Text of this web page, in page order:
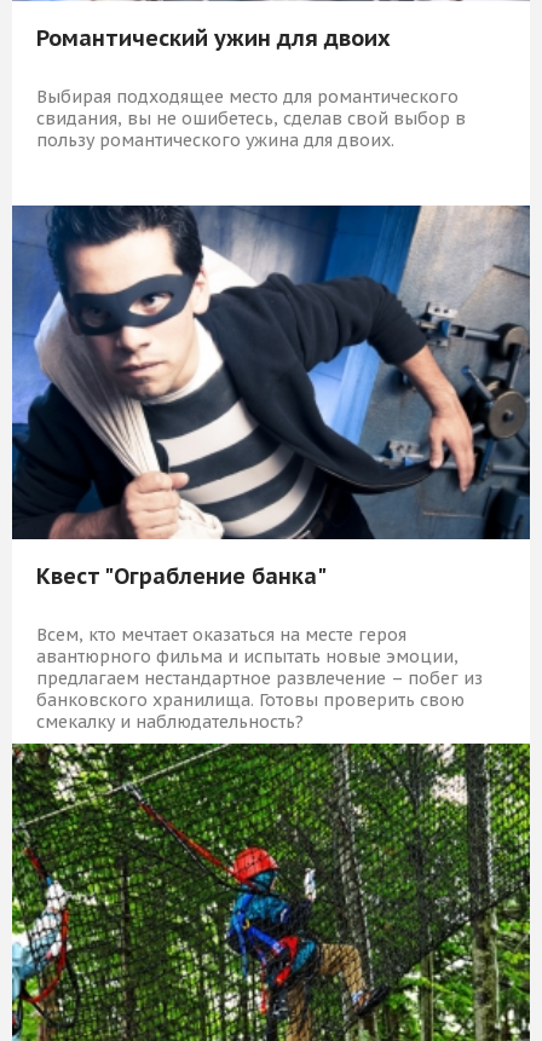
Романтический ужин для двоих
Выбирая подходящее место для романтического
свидания, вы не ошибетесь, сделав свой выбор в
пользу романтического ужина для двоих.
10 389 Р КУПИТЬ
Квест "Ограбление банка"
Всем, кто мечтает оказаться на месте героя
авантюрного фильма и испытать новые эмоции,
предлагаем нестандартное развлечение – побег из
банковского хранилища. Готовы проверить свою
смекалку и наблюдательность?
5 839 Р КУПИТЬ